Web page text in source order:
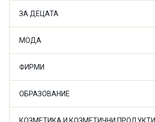
ЗА ДЕЦАТА
МОДА
ФИРМИ
ОБРАЗОВАНИЕ